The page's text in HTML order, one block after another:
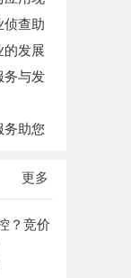
侦查助
的发展
务与发
务助您
更多
？竞价